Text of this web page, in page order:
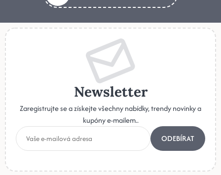
Newsletter
Zaregistrujte se a získejte všechny nabídky, trendy novinky a
kupóny e-mailem..
ODEBÍRAT